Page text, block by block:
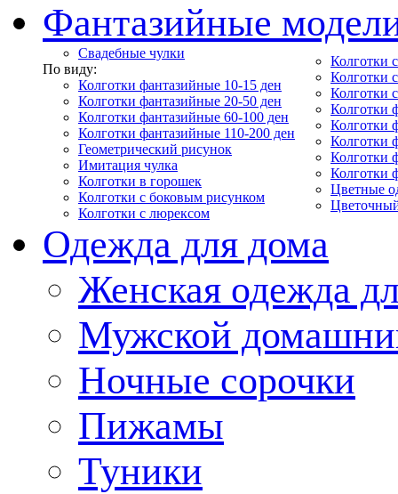
Фантазийные
Свадебные чулки
По виду:
Колготки фантазийные 10-15 ден
Колготки фантазийные 20-50 ден
Колготки фантазийные 60-100 ден
Колготки фантазийные 110-200 ден
Геометрический рисунок
Имитация чулка
Колготки в горошек
Колготки с боковым рисунком
Колготки с люрексом
Колготки
Колготки
Колготки
Колготки
Колготки
Колготки
Колготки
Колготки
Цветные
Одежда для дома
Женская одежда
Мужской
Ночные сорочки
Пижамы
Туники